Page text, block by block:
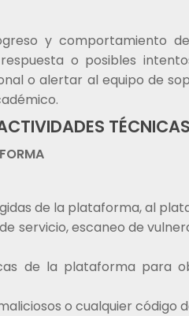
y comportamiento
o posibles
o alertar al equipo de
de la plataforma, al
servicio, escaneo de
de la plataforma para
o cualquier código